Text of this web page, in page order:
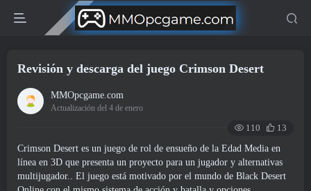
Revisión y descarga del juego Crimson Desert
MMOpcgame.com
Actualización del 4 de enero
110
13
Crimson Desert es un juego de rol de ensueño de la Edad Media en
línea en 3D que presenta un proyecto para un jugador y alternativas
multijugador.. El juego está motivado por el mundo de Black Desert